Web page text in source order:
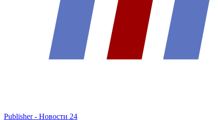
Publisher - Новости 24